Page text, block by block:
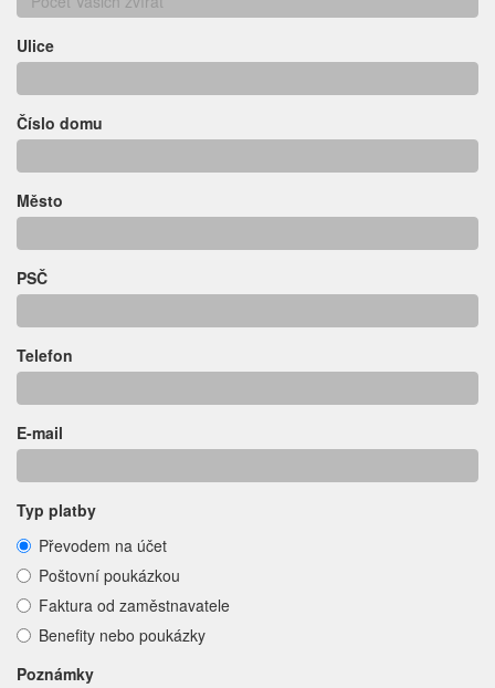
Ulice
Číslo domu
Město
PSČ
Telefon
E-mail
Typ platby
Převodem na účet
Poštovní poukázkou
Faktura od zaměstnavatele
Benefity nebo poukázky
Poznámky